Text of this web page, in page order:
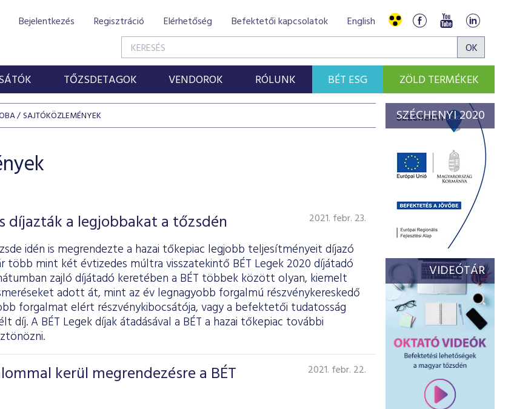
Bejelentkezés Regisztráció Elérhetőség Befektetői kapcsolatok English
TŐZSDETAGOK VENDOROK RÓLUNK BÉT ESG ZÖLD TERMÉKEK
SAJTÓKÖZLEMÉNYEK
díjazták a legjobbakat a tőzsdén 2021. febr. 23.
idén is megrendezte a hazai tőkepiac legjobb teljesítményeit díjazó
több mint két évtizedes múltra visszatekintő BÉT Legek 2020 díjátadó
zajló díjátadó keretében a BÉT többek között olyan, kiemelt
adott át, mint az év legnagyobb forgalmú részvénykereskedő
forgalmat elért részvénykibocsátója, vagy a befektetői tudatosság
díj. A BÉT Legek díjak átadásával a BÉT a hazai tőkepiac további
kerül megrendezésre a BÉT
2021. febr. 22.
SZÉCHENYI 2020
VIDEÓTÁR